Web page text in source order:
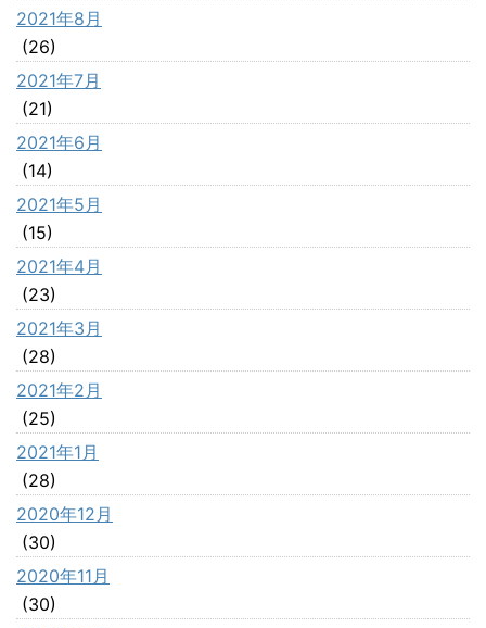
2021年8月
(26)
2021年7月
(21)
2021年6月
(14)
2021年5月
(15)
2021年4月
(23)
2021年3月
(28)
2021年2月
(25)
2021年1月
(28)
2020年12月
(30)
2020年11月
(30)